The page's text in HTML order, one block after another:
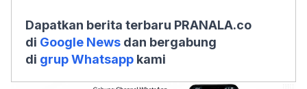
Dapatkan berita terbaru PRANALA.co
di Google News dan bergabung
di grup Whatsapp kami